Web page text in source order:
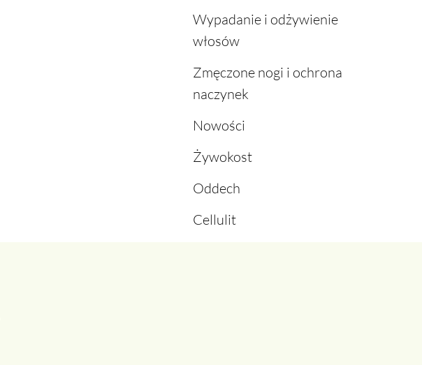
Wypadanie i odżywienie
włosów
Zmęczone nogi i ochrona
naczynek
Nowości
Żywokost
Oddech
Cellulit